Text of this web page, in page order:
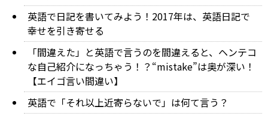
英語で日記を書いてみよう！2017年は、英語日記で
幸せを引き寄せる
「間違えた」と英語で言うのを間違えると、ヘンテコ
な自己紹介になっちゃう！？“mistake”は奥が深い！
【エイゴ言い間違い】
英語で「それ以上近寄らないで」は何て言う？